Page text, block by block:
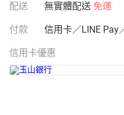
配送 無實體配送 免運
付款 信用卡／LINE Pay
信用卡優惠